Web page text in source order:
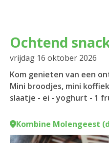
Ochtend
vrijdag 16 oktober 2026
Kom genieten van een
Mini broodjes, mini
slaatje - ei - yoghurt - 1
Kombine Molengeest